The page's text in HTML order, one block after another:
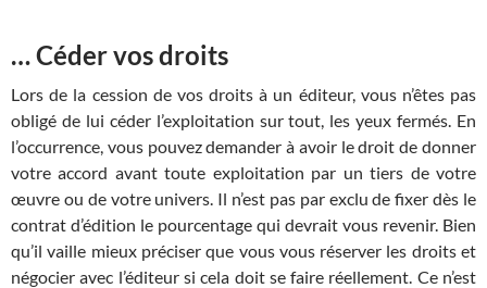
… Céder vos droits
Lors de la cession de vos droits à un éditeur, vous n’êtes pas
obligé de lui céder l’exploitation sur tout, les yeux fermés. En
l’occurrence, vous pouvez demander à avoir le droit de donner
votre accord avant toute exploitation par un tiers de votre
œuvre ou de votre univers. Il n’est pas par exclu de fixer dès le
contrat d’édition le pourcentage qui devrait vous revenir. Bien
qu’il vaille mieux préciser que vous vous réserver les droits et
négocier avec l’éditeur si cela doit se faire réellement. Ce n’est